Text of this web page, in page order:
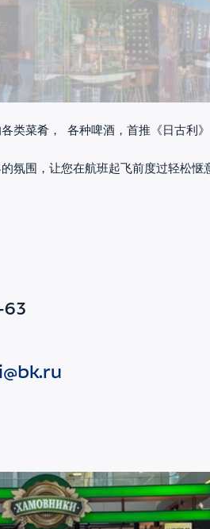
类菜肴， 各种啤酒，首推《日古利
的氛围，让您在航班起飞前度过轻松惬
63